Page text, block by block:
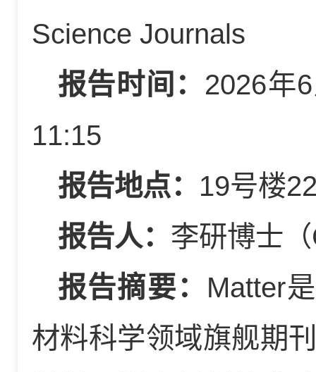
Science Journals
报告时间： 2026年
11:15
报告地点： 19号楼
报告人： 李研博士
报告摘要： Matter
材料科学领域旗舰期